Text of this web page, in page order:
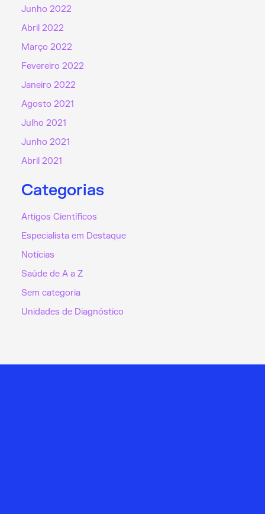
Junho 2022
Abril 2022
Março 2022
Fevereiro 2022
Janeiro 2022
Agosto 2021
Julho 2021
Junho 2021
Abril 2021
Categorias
Artigos Científicos
Especialista em Destaque
Notícias
Saúde de A a Z
Sem categoria
Unidades de Diagnóstico